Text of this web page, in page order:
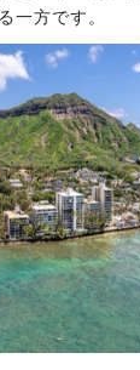
一方です。